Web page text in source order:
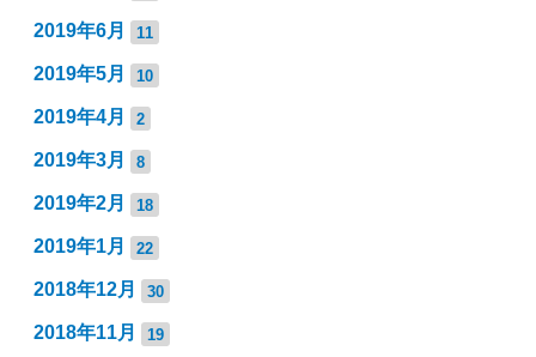
2019年6月 11
2019年5月 10
2019年4月 2
2019年3月 8
2019年2月 18
2019年1月 22
2018年12月 30
2018年11月 19